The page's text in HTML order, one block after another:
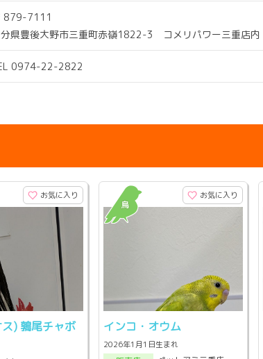
879-7111
県豊後大野市三重町赤嶺1822-3 コメリパワー三重店内
0974-22-2822
お気に入り
) 鶉尾チャボ
お気に入り
インコ・オウム
2026年1月1日生まれ